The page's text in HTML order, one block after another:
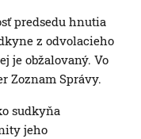
predsedu hnutia
z odvolacieho
je obžalovaný. Vo
Zoznam Správy.
sudkyňa
jeho